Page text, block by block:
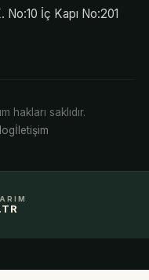
İç Kapı No:201
hakları saklıdır.
İletişim